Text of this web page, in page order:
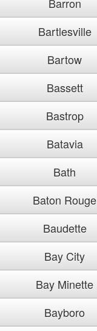
Bartlesville
Bartow
Bassett
Bastrop
Batavia
Bath
Baton Rouge
Baudette
Bay City
Bay Minette
Bayboro